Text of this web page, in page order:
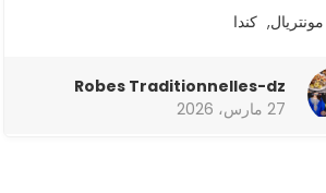
مونتريال, كندا
Robes Traditionnelles-dz
27 مارس، 2026